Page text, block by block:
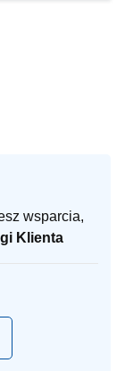
wsparcia,
Klienta